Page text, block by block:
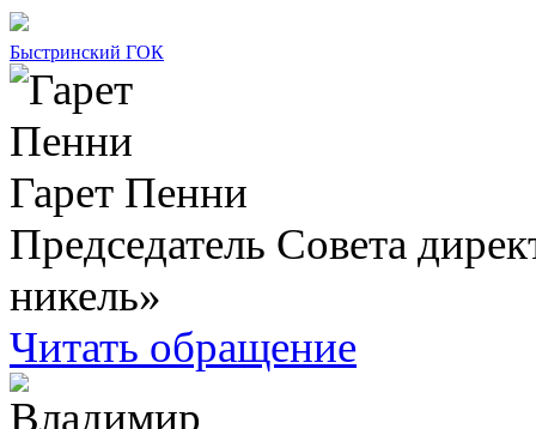
Быстринский ГОК
Гарет Пенни
Председатель Совета
никель»
Читать обращение